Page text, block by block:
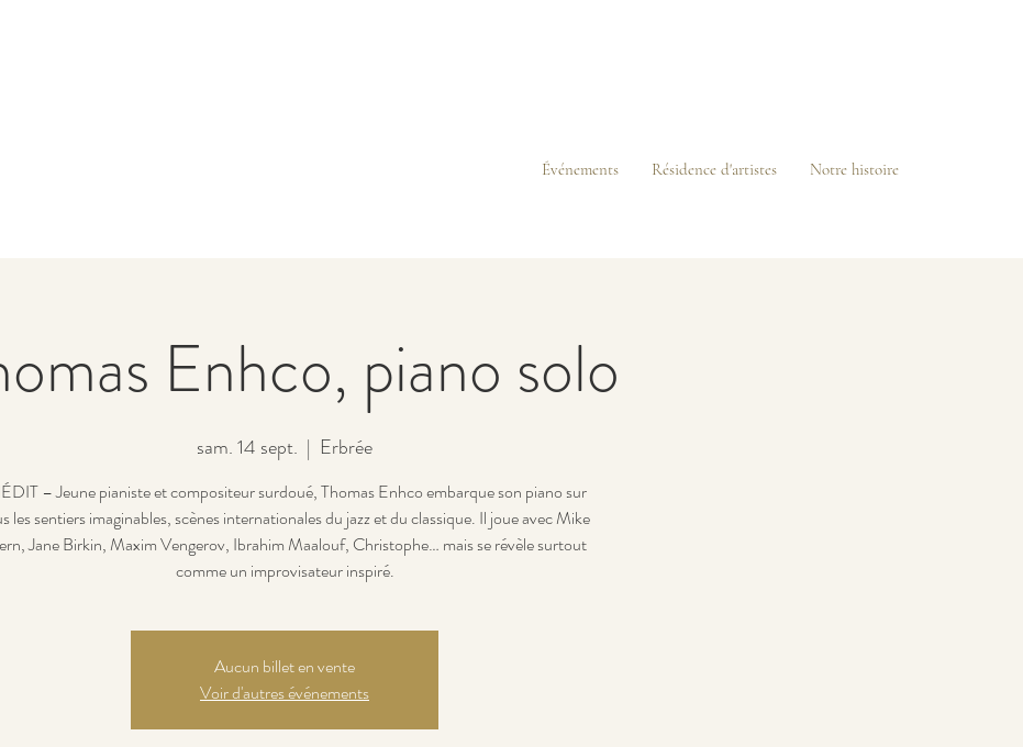
Événements Résidence d'artistes Notre histoire
Enhco, piano solo
sam. 14 sept.
  |
Erbrée
– Jeune pianiste et compositeur surdoué, Thomas Enhco embarque son piano sur
les sentiers imaginables, scènes internationales du jazz et du classique. Il joue avec Mike
Jane Birkin, Maxim Vengerov, Ibrahim Maalouf, Christophe… mais se révèle surtout
comme un improvisateur inspiré.
Aucun billet en vente
Voir d'autres événements